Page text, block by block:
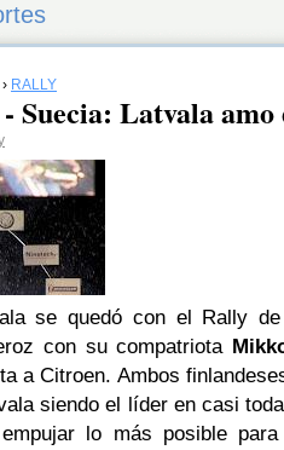
› RALLY
Suecia: Latvala amo
se quedó con el Rally
con su compatriota
a Citroen. Ambos
siendo el líder en casi
lo más posible